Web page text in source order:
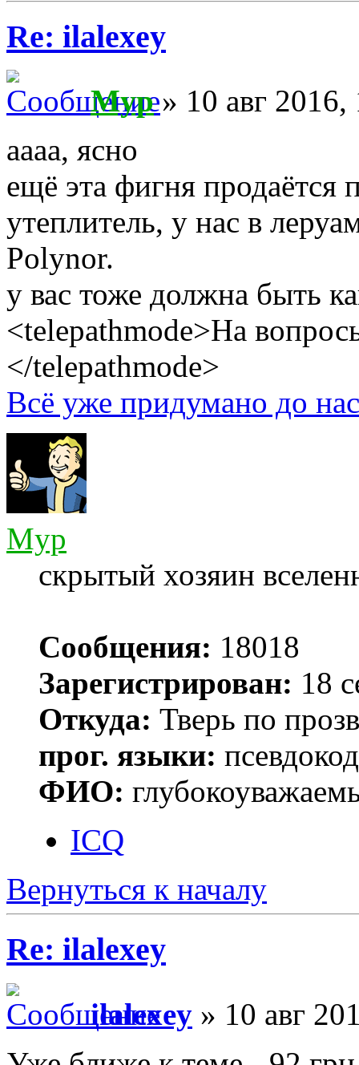
Re: ilalexey
Myp» 10 авг 2016,
аааа, ясно
ещё эта фигня
утеплитель, у нас в
Polynor.
у вас тоже должна быть
<telepathmode>На
</telepathmode>
Всё уже придумано до
Myp
скрытый хозяин
Сообщения: 18018
Зарегистрирован: 18
Откуда: Тверь по
прог. языки:
ФИО:
ICQ
Вернуться к началу
Re: ilalexey
ilalexey » 10 авг